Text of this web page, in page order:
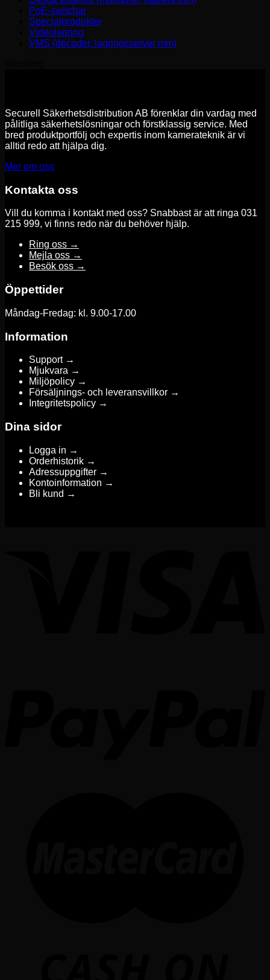
PoE-switchar
Specialprodukter
Videolagring
VMS (decoder, lagringsserver mm)
Securell Säkerhetsdistribution AB förenklar din vardag med
pålitliga säkerhetslösningar och förstklassig service. Med
bred produktportfölj och expertis inom kamerateknik är vi
alltid redo att hjälpa dig.
Mer om oss
Kontakta oss
Vill du komma i kontakt med oss? Snabbast är att ringa 031
215 999, vi finns redo när du behöver hjälp.
Ring oss →
Mejla oss →
Besök oss →
Öppettider
Måndag-Fredag: kl. 9.00-17.00
Information
Support →
Mjukvara →
Miljöpolicy →
Försäljnings- och leveransvillkor →
Integritetspolicy →
Dina sidor
Logga in →
Orderhistorik →
Adressuppgifter →
Kontoinformation →
Bli kund →